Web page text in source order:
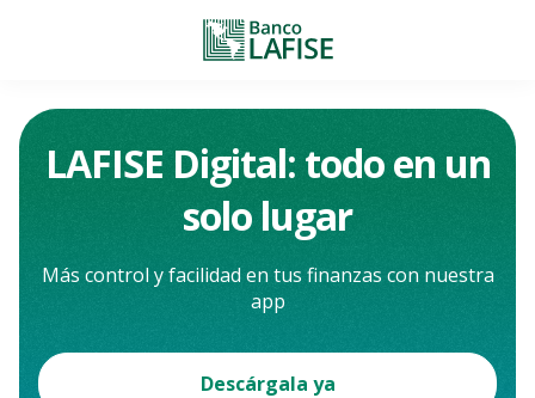
LAFISE Digital: todo en un
solo lugar
Más control y facilidad en tus finanzas con nuestra
app
Descárgala ya